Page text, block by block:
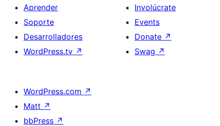
Aprender
Soporte
Desarrolladores
WordPress.tv ↗
Involúcrate
Events
Donate ↗
Swag ↗
WordPress.com ↗
Matt ↗
bbPress ↗